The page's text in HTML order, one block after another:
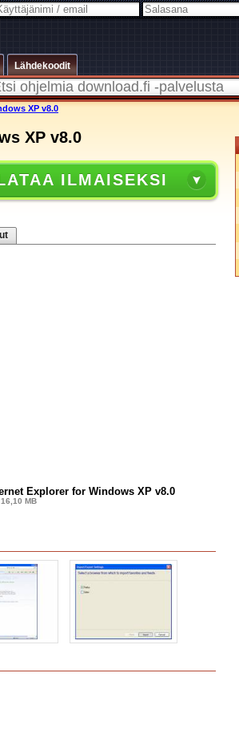
Lähdekoodit
XP v8.0
XP v8.0
ILMAISEKSI
Explorer for Windows XP v8.0
MB